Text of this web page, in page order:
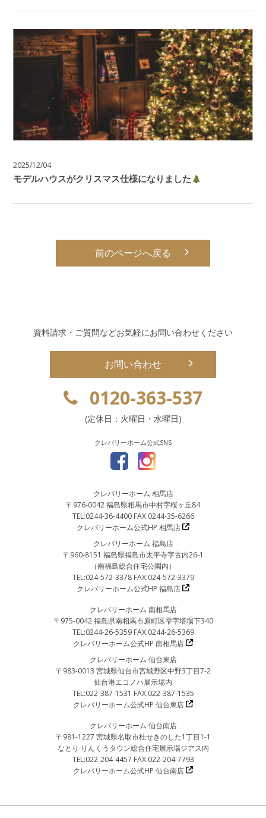
2025/12/04
モデルハウスがクリスマス仕様になりました
前のページへ戻る
資料請求・ご質問などお気軽にお問い合わせください
お問い合わせ
0120-363-537
(定休日：火曜日・水曜日)
クレバリーホーム公式SNS
クレバリーホーム 相馬店
〒976-0042 福島県相馬市中村字桜ヶ丘84
TEL:0244-36-4400 FAX:0244-35-6266
クレバリーホーム公式HP 相馬店
クレバリーホーム 福島店
〒960-8151 福島県福島市太平寺字古内26-1
（南福島総合住宅公園内）
TEL:024-572-3378 FAX:024-572-3379
クレバリーホーム公式HP 福島店
クレバリーホーム 南相馬店
〒975-0042 福島県南相馬市原町区雫字塔場下340
TEL:0244-26-5359 FAX:0244-26-5369
クレバリーホーム公式HP 南相馬店
クレバリーホーム 仙台東店
〒983-0013 宮城県仙台市宮城野区中野3丁目7-2
仙台港エコノハ展示場内
TEL:022-387-1531 FAX:022-387-1535
クレバリーホーム公式HP 仙台東店
クレバリーホーム 仙台南店
〒981-1227 宮城県名取市杜せきのした1丁目1-1
なとり りんくうタウン総合住宅展示場ジアス内
TEL:022-204-4457 FAX:022-204-7793
クレバリーホーム公式HP 仙台南店